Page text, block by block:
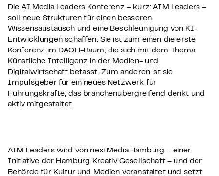
Die AI Media Leaders Konferenz – kurz: AIM Leaders –
soll neue Strukturen für einen besseren
Wissensaustausch und eine Beschleunigung von KI-
Entwicklungen schaffen. Sie ist zum einen die erste
Konferenz im DACH-Raum, die sich mit dem Thema
Künstliche Intelligenz in der Medien- und
Digitalwirtschaft befasst. Zum anderen ist sie
Impulsgeber für ein neues Netzwerk für
Führungskräfte, das branchenübergreifend denkt und
aktiv mitgestaltet.
AIM Leaders wird von nextMedia.Hamburg – einer
Initiative der Hamburg Kreativ Gesellschaft – und der
Behörde für Kultur und Medien veranstaltet und setzt